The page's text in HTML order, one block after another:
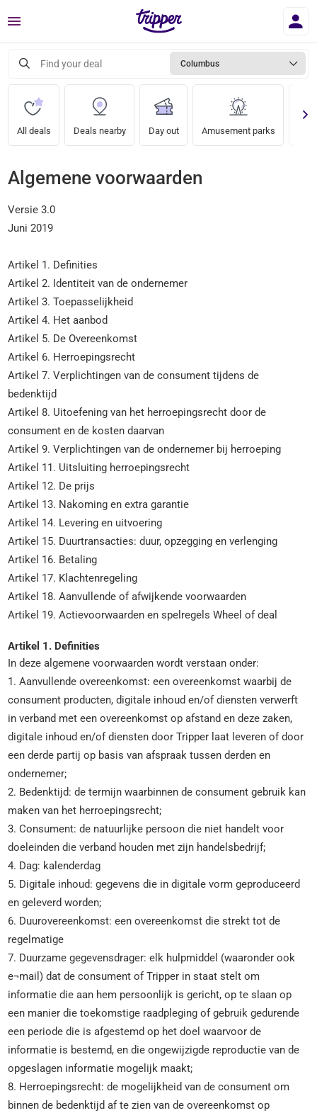
Menu
Find your deal Columbus
All deals Deals nearby Day out Amusement parks
Algemene voorwaarden
Versie 3.0
Juni 2019
Artikel 1. Definities
Artikel 2. Identiteit van de ondernemer
Artikel 3. Toepasselijkheid
Artikel 4. Het aanbod
Artikel 5. De Overeenkomst
Artikel 6. Herroepingsrecht
Artikel 7. Verplichtingen van de consument tijdens de
bedenktijd
Artikel 8. Uitoefening van het herroepingsrecht door de
consument en de kosten daarvan
Artikel 9. Verplichtingen van de ondernemer bij herroeping
Artikel 11. Uitsluiting herroepingsrecht
Artikel 12. De prijs
Artikel 13. Nakoming en extra garantie
Artikel 14. Levering en uitvoering
Artikel 15. Duurtransacties: duur, opzegging en verlenging
Artikel 16. Betaling
Artikel 17. Klachtenregeling
Artikel 18. Aanvullende of afwijkende voorwaarden
Artikel 19. Actievoorwaarden en spelregels Wheel of deal
Artikel 1. Definities
In deze algemene voorwaarden wordt verstaan onder:
1. Aanvullende overeenkomst: een overeenkomst waarbij de
consument producten, digitale inhoud en/of diensten verwerft
in verband met een overeenkomst op afstand en deze zaken,
digitale inhoud en/of diensten door Tripper laat leveren of door
een derde partij op basis van afspraak tussen derden en
ondernemer;
2. Bedenktijd: de termijn waarbinnen de consument gebruik kan
maken van het herroepingsrecht;
3. Consument: de natuurlijke persoon die niet handelt voor
doeleinden die verband houden met zijn handelsbedrijf;
4. Dag: kalenderdag
5. Digitale inhoud: gegevens die in digitale vorm geproduceerd
en geleverd worden;
6. Duurovereenkomst: een overeenkomst die strekt tot de
regelmatige
7. Duurzame gegevensdrager: elk hulpmiddel (waaronder ook
e¬mail) dat de consument of Tripper in staat stelt om
informatie die aan hem persoonlijk is gericht, op te slaan op
een manier die toekomstige raadpleging of gebruik gedurende
een periode die is afgestemd op het doel waarvoor de
informatie is bestemd, en die ongewijzigde reproductie van de
opgeslagen informatie mogelijk maakt;
8. Herroepingsrecht: de mogelijkheid van de consument om
binnen de bedenktijd af te zien van de overeenkomst op